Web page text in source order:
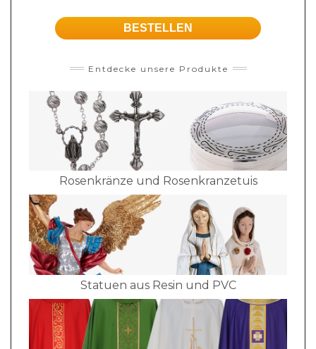
BESTELLEN
Entdecke unsere Produkte
Rosenkränze und Rosenkranzetuis
Statuen aus Resin und PVC